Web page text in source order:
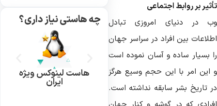
برروابطاجتماعی
در دنیای امروزی
تبادل
بین افراد در سراسر جهان
بسیار سادهو آسان نموده است
این امر با این حجم وسیع
هرگز
تاریخ بشر سابقهنداشته است.
چه هاستی نیاز داری؟
هاست لینوکس ویژه
ایران